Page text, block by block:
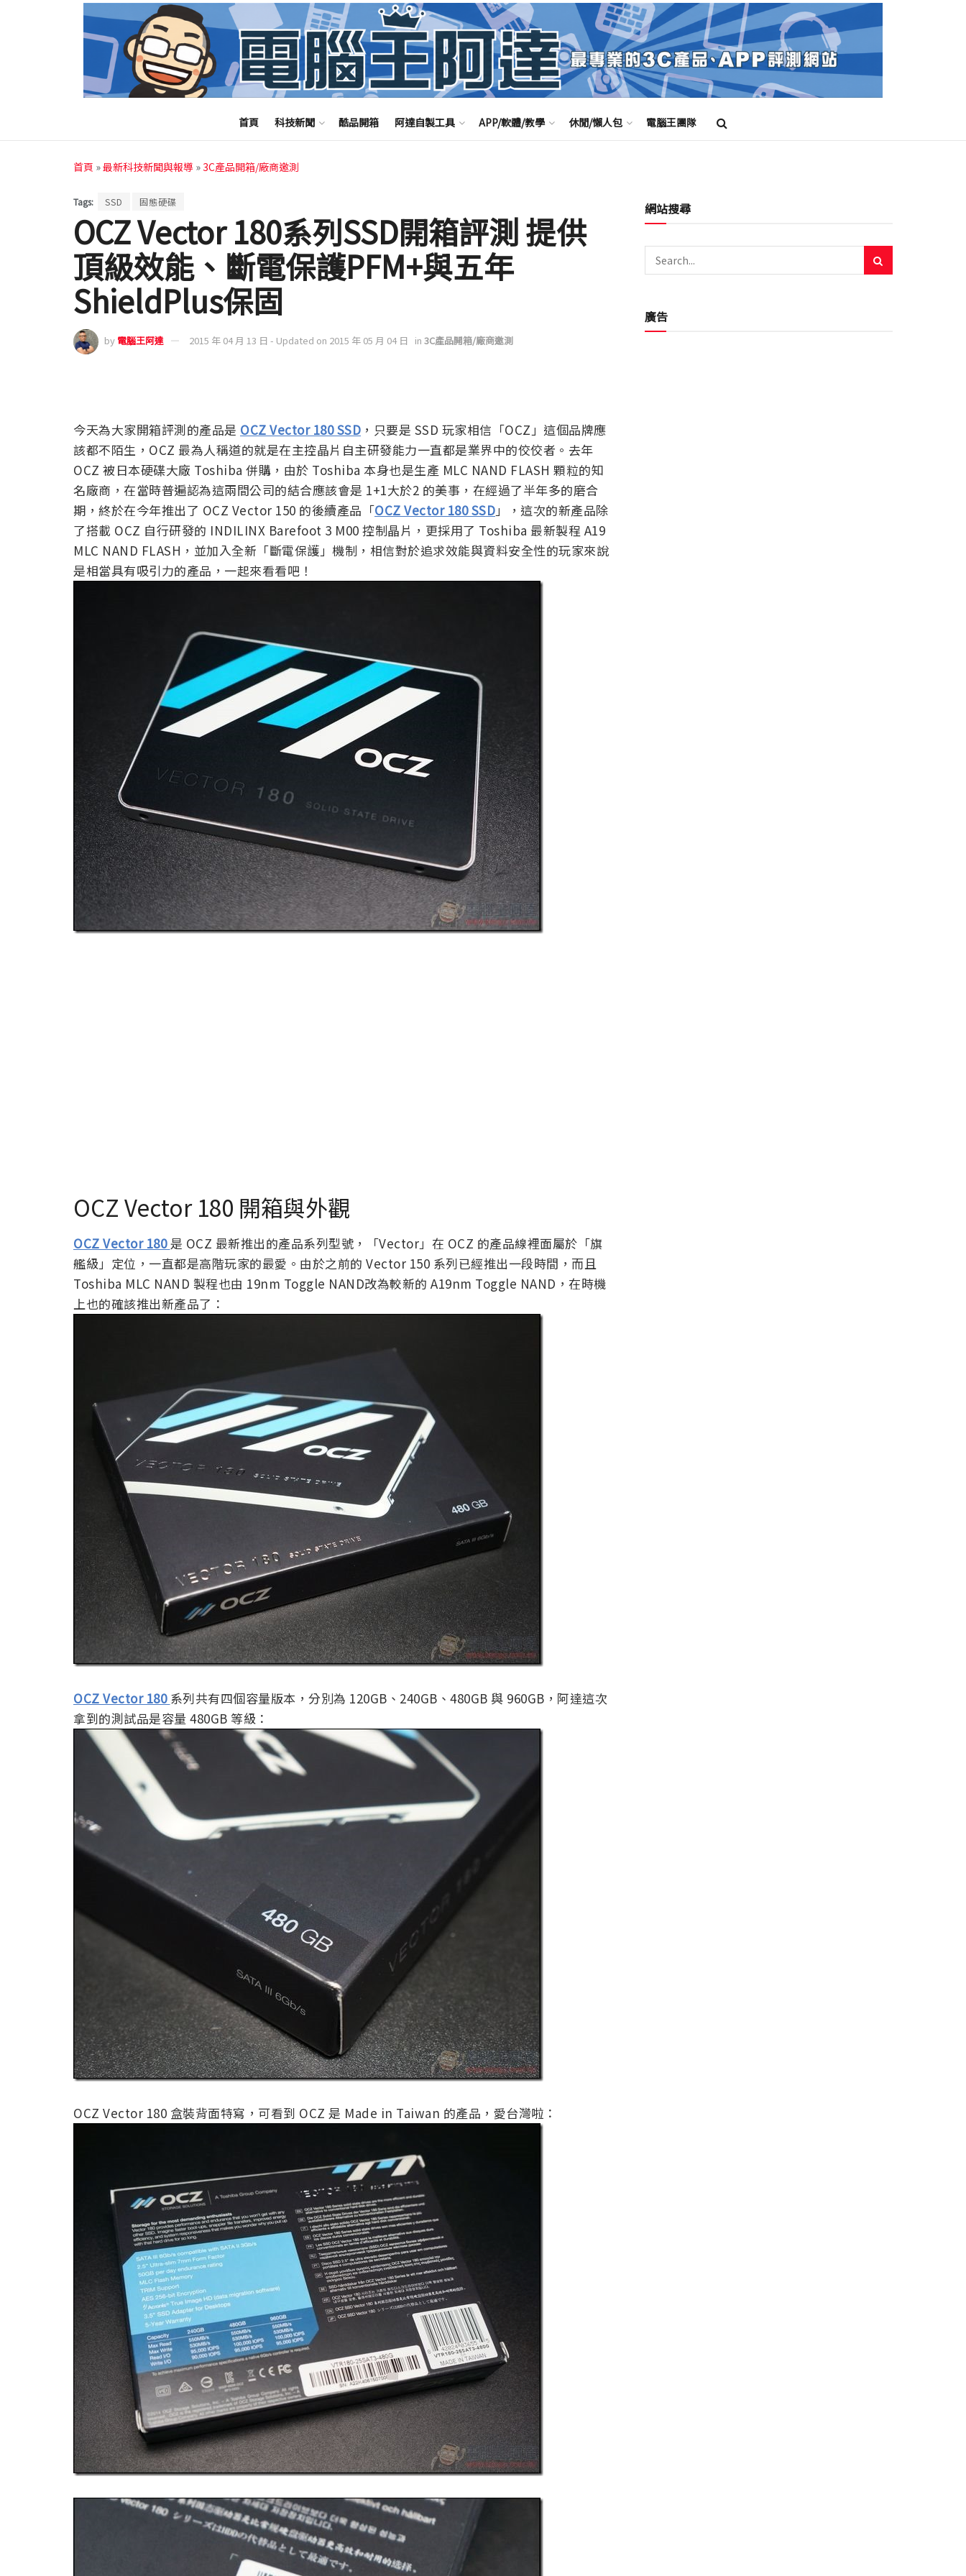
首頁 科技新聞 酷品開箱 阿達自製工具 APP/軟體/教學 休閒/懶人包 電腦王團隊
首頁 »最新科技新聞與報導 »3C產品開箱/廠商邀測
Tags: SSD 固態硬碟
OCZ Vector 180系列SSD開箱評測 提供
頂級效能、斷電保護PFM+與五年
ShieldPlus保固
by 電腦王阿達 2015 年 04 月 13 日 - Updated on 2015 年 05 月 04 日 in 3C產品開箱/廠商邀測
今天為大家開箱評測的產品是 OCZ Vector 180 SSD ，只要是 SSD 玩家相信「OCZ」這個品牌應
該都不陌生，OCZ 最為人稱道的就是在主控晶片自主研發能力一直都是業界中的佼佼者。去年
OCZ 被日本硬碟大廠 Toshiba 併購，由於 Toshiba 本身也是生產 MLC NAND FLASH 顆粒的知
名廠商，在當時普遍認為這兩間公司的結合應該會是 1+1大於2 的美事，在經過了半年多的磨合
期，終於在今年推出了 OCZ Vector 150 的後續產品「OCZ Vector 180 SSD」，這次的新產品除
了搭載 OCZ 自行研發的 INDILINX Barefoot 3 M00 控制晶片，更採用了 Toshiba 最新製程 A19
MLC NAND FLASH，並加入全新「斷電保護」機制，相信對於追求效能與資料安全性的玩家來說
是相當具有吸引力的產品，一起來看看吧！
OCZ Vector 180 開箱與外觀
OCZ Vector 180是 OCZ 最新推出的產品系列型號，「Vector」在 OCZ 的產品線裡面屬於「旗
艦級」定位，一直都是高階玩家的最愛。由於之前的 Vector 150 系列已經推出一段時間，而且
Toshiba MLC NAND 製程也由 19nm Toggle NAND改為較新的 A19nm Toggle NAND，在時機
上也的確該推出新產品了：
OCZ Vector 180 系列共有四個容量版本，分別為 120GB、240GB、480GB 與 960GB，阿達這次
拿到的測試品是容量 480GB 等級：
OCZ Vector 180 盒裝背面特寫，可看到 OCZ 是 Made in Taiwan 的產品，愛台灣啦：
網站搜尋
廣告